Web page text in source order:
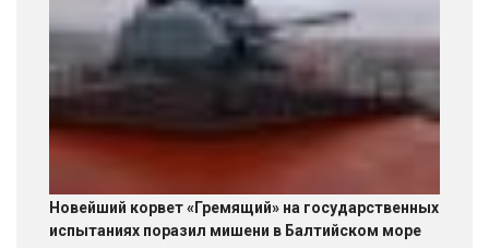
Новейший корвет «Гремящий» на государственных
испытаниях поразил мишени в Балтийском море